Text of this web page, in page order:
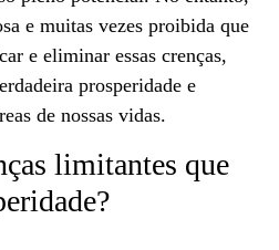
e muitas vezes proibida que
e eliminar essas crenças,
prosperidade e
de nossas vidas.
limitantes que